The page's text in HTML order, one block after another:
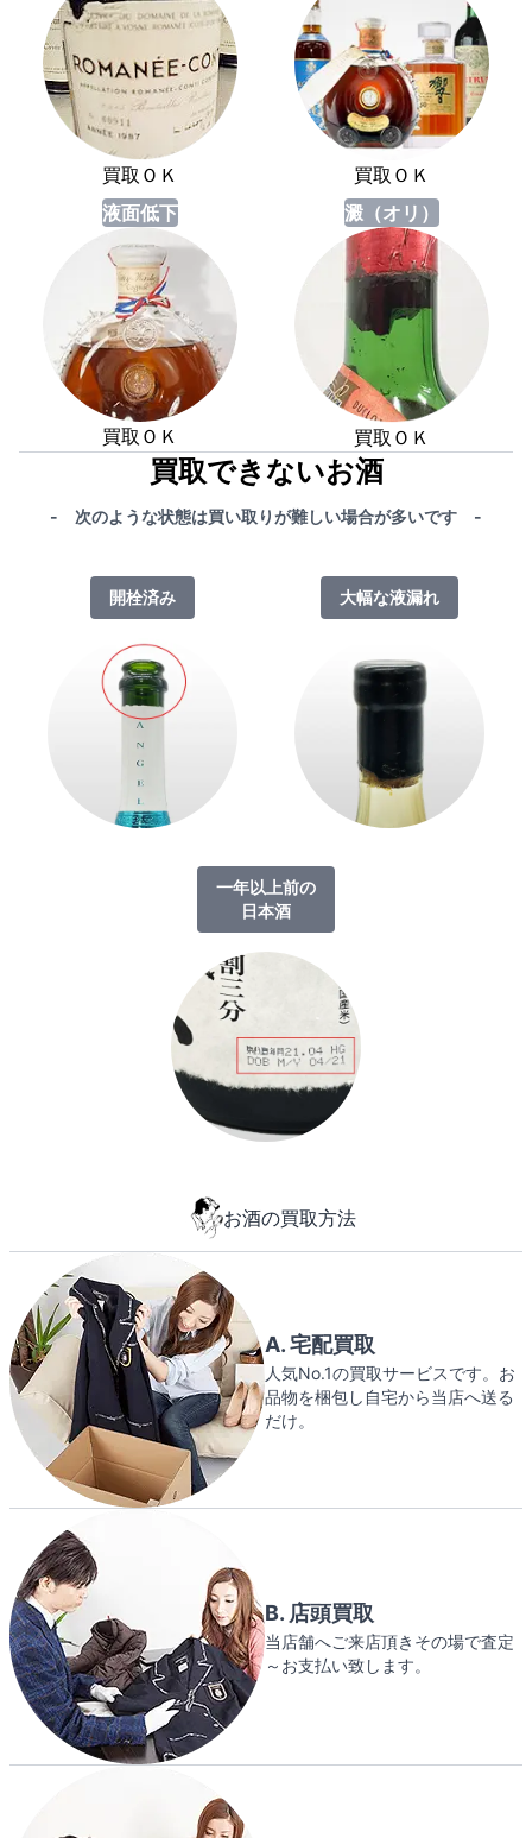
買取ＯＫ
買取ＯＫ
液面低下
買取ＯＫ
澱（オリ）
買取ＯＫ
買取できないお酒
- 次のような状態は買い取りが難しい場合が多いです -
開栓済み 大幅な液漏れ
一年以上前の
日本酒
お酒の買取方法
A. 宅配買取
人気No.1の買取サービスです。お
品物を梱包し自宅から当店へ送る
だけ。
B. 店頭買取
当店舗へご来店頂きその場で査定
～お支払い致します。